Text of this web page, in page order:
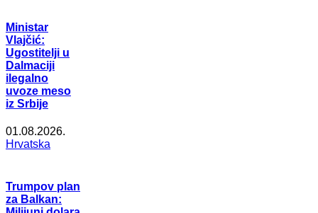
Ministar
Vlajčić:
Ugostitelji u
Dalmaciji
ilegalno
uvoze meso
iz Srbije
01.08.2026.
Hrvatska
Trumpov plan
za Balkan: